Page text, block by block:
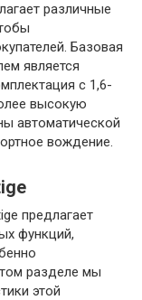
различные
Базовая
является
с 1,6-
высокую
автоматической
вождение.
предлагает
функций,
разделе мы
этой